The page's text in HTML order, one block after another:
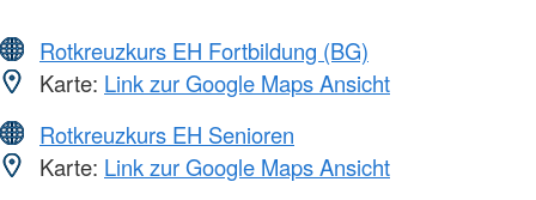
Rotkreuzkurs EH Fortbildung (BG)
Karte: Link zur Google Maps Ansicht
Rotkreuzkurs EH Senioren
Karte: Link zur Google Maps Ansicht